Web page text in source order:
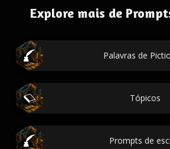
Explore mais de
Palavras de
Tópicos
Prompts de